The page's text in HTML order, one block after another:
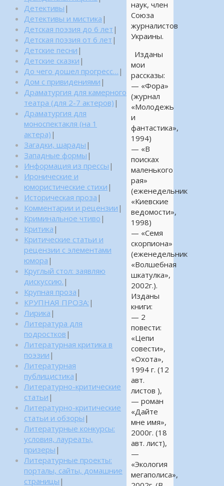
наук, член
Союза
журналистов
Украины.
Изданы
мои
рассказы:
— «Фора»
(журнал
«Молодежь
и
фантастика»,
1994)
— «В
поисках
маленького
рая»
(еженедельник
«Киевские
ведомости»,
1998)
— «Семя
скорпиона»
(еженедельник
«Волшебная
шкатулка»,
2002г.).
Изданы
книги:
— 2
повести:
«Цепи
совести»,
«Охота»,
1994 г. (12
авт.
листов ),
— роман
«Дайте
мне имя»,
2000г. (18
авт. лист),
—
«Экология
мегаполиса»,
Детективы |
Детективы и мистика |
Детская поэзия до 6 лет |
Детская поэзия от 6 лет |
Детские песни |
Детские сказки |
До чего дошел прогресс… |
Дом с привидениями |
Драматургия для камерного
театра (для 2-7 актеров) |
Драматургия для
моноспектакля (на 1
актера) |
Загадки, шарады |
Западные формы |
Информация из прессы |
Иронические и
юмористические стихи |
Историческая проза |
Комментарии и рецензии |
Криминальное чтиво |
Критика |
Критические статьи и
рецензии с элементами
юмора |
Круглый стол: заявляю
дискуссию. |
Крупная проза |
КРУПНАЯ ПРОЗА: |
Лирика |
Литература для
подростков |
Литературная критика в
поэзии |
Литературная
публицистика |
Литературно-критические
статьи |
Литературно-критические
статьи и обзоры |
Литературные конкурсы:
условия, лауреаты,
призеры |
Литературные проекты:
порталы, сайты, домашние
страницы |